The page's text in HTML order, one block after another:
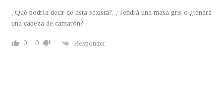
¿Qué podría decir de esta sexista?. ¿Tendrá una masa gris o ¿tendrá
una cabeza de camarón?.
0 0 Responder